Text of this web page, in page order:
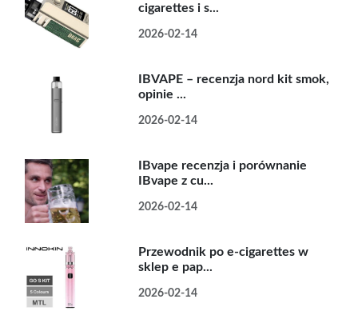
cigarettes i s...
2026-02-14
IBVAPE – recenzja nord kit smok,
opinie ...
2026-02-14
IBvape recenzja i porównanie
IBvape z cu...
2026-02-14
Przewodnik po e-cigarettes w
sklep e pap...
2026-02-14